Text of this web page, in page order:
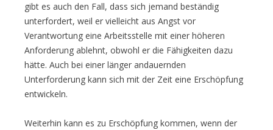
gibt es auch den Fall, dass sich jemand beständig
unterfordert, weil er vielleicht aus Angst vor
Verantwortung eine Arbeitsstelle mit einer höheren
Anforderung ablehnt, obwohl er die Fähigkeiten dazu
hätte. Auch bei einer länger andauernden
Unterforderung kann sich mit der Zeit eine Erschöpfung
entwickeln.
Weiterhin kann es zu Erschöpfung kommen, wenn der